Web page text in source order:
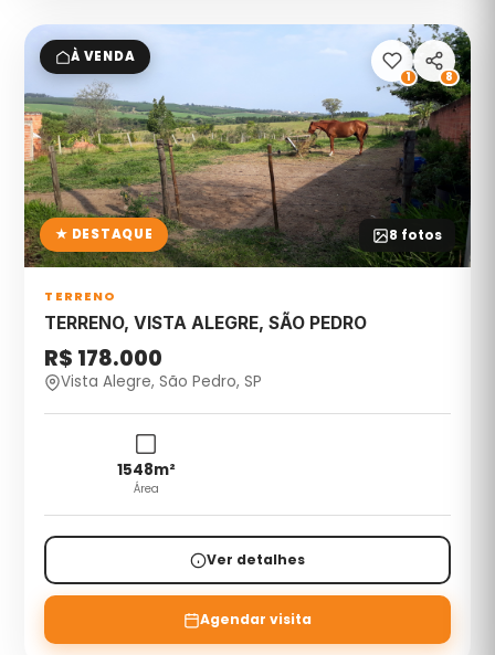
À VENDA
8 fotos
★ DESTAQUE
1 8
TERRENO
TERRENO, VISTA ALEGRE, SÃO PEDRO
R$ 178.000
Vista Alegre, São Pedro, SP
1548m²
Área
Ver detalhes
Agendar visita